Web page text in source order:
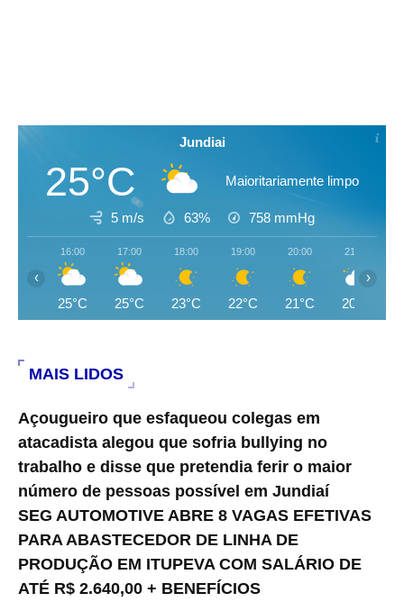
Jundiai
25°C Maioritariamente limpo
5 m/s 63% 758 mmHg
16:00
25°C
17:00
25°C
18:00
23°C
19:00
22°C
20:00
21°C
21:00
20°C
‹ ›
MAIS LIDOS
Açougueiro que esfaqueou colegas em
atacadista alegou que sofria bullying no
trabalho e disse que pretendia ferir o maior
número de pessoas possível em Jundiaí
SEG AUTOMOTIVE ABRE 8 VAGAS EFETIVAS
PARA ABASTECEDOR DE LINHA DE
PRODUÇÃO EM ITUPEVA COM SALÁRIO DE
ATÉ R$ 2.640,00 + BENEFÍCIOS